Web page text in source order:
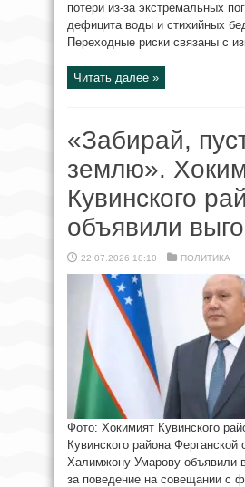
потери из-за экстремальных
дефицита воды и стихийных
Переходные риски связаны с
Читать далее »
«Забирай,
землю».
Кувинского
объявили
22.07.2026 18:10 ПОЛИТИКА
Фото: Хокимият Кувинского
Кувинского района Ферганской
Халимжону Умарову объявили
за поведение на совещании с